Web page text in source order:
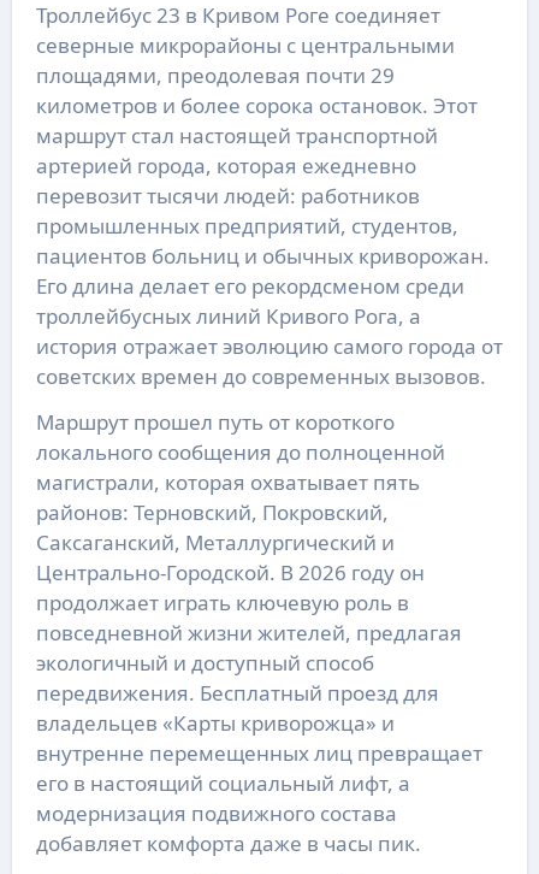
Троллейбус 23 в Кривом Роге соединяет
северные микрорайоны с центральными
площадями, преодолевая почти 29
километров и более сорока остановок. Этот
маршрут стал настоящей транспортной
артерией города, которая ежедневно
перевозит тысячи людей: работников
промышленных предприятий, студентов,
пациентов больниц и обычных криворожан.
Его длина делает его рекордсменом среди
троллейбусных линий Кривого Рога, а
история отражает эволюцию самого города от
советских времен до современных вызовов.
Маршрут прошел путь от короткого
локального сообщения до полноценной
магистрали, которая охватывает пять
районов: Терновский, Покровский,
Саксаганский, Металлургический и
Центрально-Городской. В 2026 году он
продолжает играть ключевую роль в
повседневной жизни жителей, предлагая
экологичный и доступный способ
передвижения. Бесплатный проезд для
владельцев «Карты криворожца» и
внутренне перемещенных лиц превращает
его в настоящий социальный лифт, а
модернизация подвижного состава
добавляет комфорта даже в часы пик.